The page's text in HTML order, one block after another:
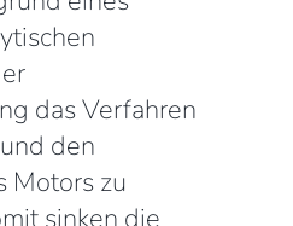
das Verfahren
den
Motors zu
sinken die